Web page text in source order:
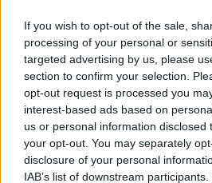
If you wish to opt-out of the sale,
processing of your personal or
targeted advertising by us, please
section to confirm your selection.
opt-out request is processed you
interest-based ads based on
us or personal information disclosed
your opt-out. You may separately
disclosure of your personal
IAB’s list of downstream
esempio di menu
Perdere peso in modo salutare,
privarsi dei principi nutritivi
funzionamento del corpo. Ecco
come si esegue e su quali principi si
LAURA SANDRONI